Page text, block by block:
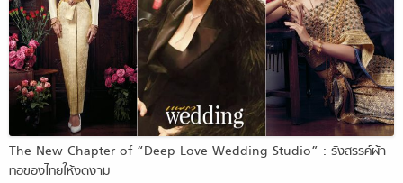
The New Chapter of “Deep Love Wedding Studio” : รังสรรค์ผ้า
ทอของไทยให้งดงาม